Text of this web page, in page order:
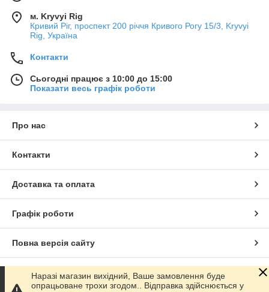
м. Kryvyi Rig
Кривий Ріг, проспект 200 річчя Кривого Рогу 15/3, Kryvyi
Rig, Україна
Контакти
Сьогодні працює з 10:00 до 15:00
Показати весь графік роботи
Про нас
Контакти
Доставка та оплата
Графік роботи
Повна версія сайту
Сайт створено на маркетплейсі
Наразі магазин вихідний, Ваше замовлення буде
опрацьоване трохи згодом.. Відправка здійснюється у